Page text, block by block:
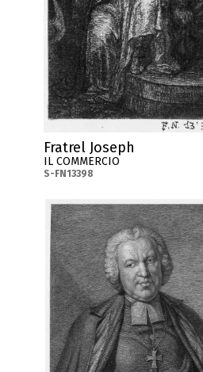
Fratrel Joseph
IL COMMERCIO
S-FN13398